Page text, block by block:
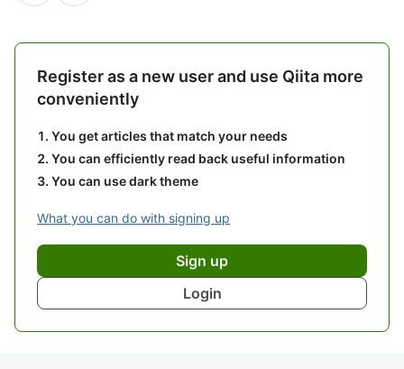
Register as a new user and use Qiita more
conveniently
You get articles that match your needs
You can efficiently read back useful information
You can use dark theme
What you can do with signing up
Sign up
Login